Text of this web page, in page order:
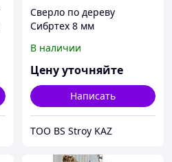
Сверло по дереву
Сибртех 8 мм
хвостовик
В наличии
Цену уточняйте
Написать
ТОО BS Stroy KAZ